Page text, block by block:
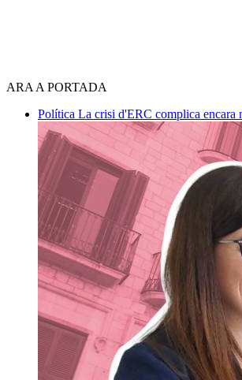
ARA A PORTADA
Política La crisi d'ERC complica encara